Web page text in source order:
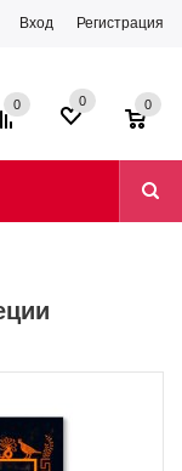
Вход Регистрация
0 0 0